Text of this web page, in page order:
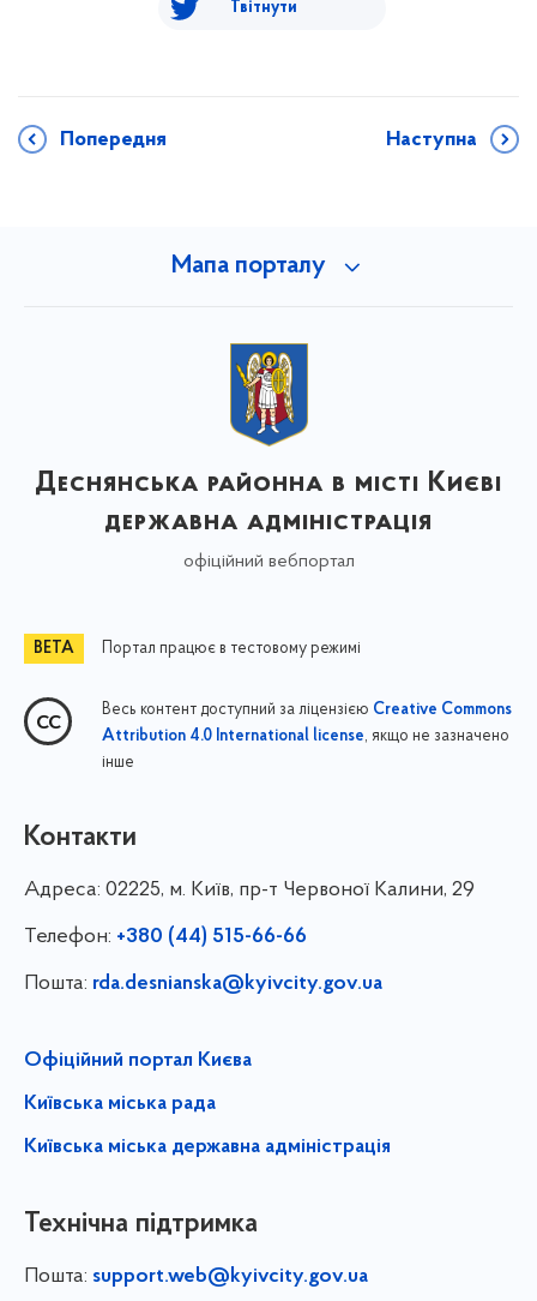
Твітнути
Попередня Наступна
Мапа порталу
Деснянська районна в місті Києві
державна адміністрація
офіційний вебпортал
Портал працює в тестовому режимі
Весь контент доступний за ліцензією Creative Commons
Attribution 4.0 International license, якщо не зазначено
інше
Контакти
Адреса: 02225, м. Київ, пр-т Червоної Калини, 29
Телефон: +380 (44) 515-66-66
Пошта: rda.desnianska@kyivcity.gov.ua
Офіційний портал Києва
Київська міська рада
Київська міська державна адміністрація
Технічна підтримка
Пошта: support.web@kyivcity.gov.ua